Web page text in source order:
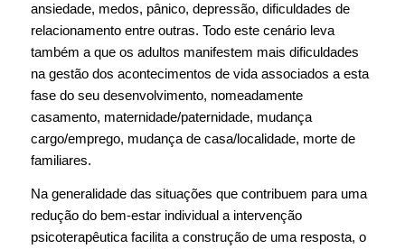
ansiedade, medos, pânico, depressão, dificuldades de
relacionamento entre outras. Todo este cenário leva
também a que os adultos manifestem mais dificuldades
na gestão dos acontecimentos de vida associados a esta
fase do seu desenvolvimento, nomeadamente
casamento, maternidade/paternidade, mudança
cargo/emprego, mudança de casa/localidade, morte de
familiares.
Na generalidade das situações que contribuem para uma
redução do bem-estar individual a intervenção
psicoterapêutica facilita a construção de uma resposta, o